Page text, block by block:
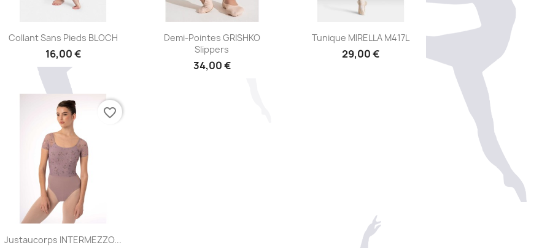
Aperçu rapide
Collant Sans Pieds BLOCH
16,00 €
Aperçu rapide
Demi-Pointes GRISHKO
Slippers
34,00 €
Aperçu rapide
Tunique MIRELLA M417L
29,00 €
Aperçu rapide
Justaucorps INTERMEZZO...
favorite_border